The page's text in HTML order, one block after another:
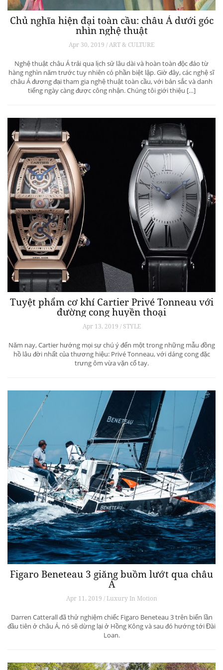
Chủ nghĩa hiện đại toàn cầu: châu Á dưới góc
nhìn nghệ thuật
Apr 30, 2019 / ART & CULTURE
Nghệ thuật châu Á trải qua lịch sử lâu dài và hoàn toàn độc đáo từ
hàng nghìn năm trước tuy nhiên có phần biệt lập. Giờ đây, các nghệ sĩ
châu Á đương đại tham gia nghệ thuật toàn cầu, với bản sắc và danh
tiếng ngày càng được công nhận. Chúng tôi giới thiệu […]
Tuyệt phẩm cơ khí Cartier Privé Tonneau với
đường cong huyền thoại
Apr 13, 2019 / STYLE
Năm nay, Cartier hướng mọi sự chú ý đến một trong những mẫu đồng
hồ lâu đời nhất của thương hiệu: Privé Tonneau, với dáng cong đặc
trưng ôm vừa vặn cổ tay.
Figaro Beneteau 3 giăng buồm lướt qua châu
Á
Apr 11, 2019 / Luxury In Motion
Darren Catterall đã thử nghiệm chiếc Figaro Beneteau 3 trên biển lần
đầu tiên ở châu Á, nó sẽ dừng lại ở Hồng Kông và sau đó hướng tới Đài
Loan.